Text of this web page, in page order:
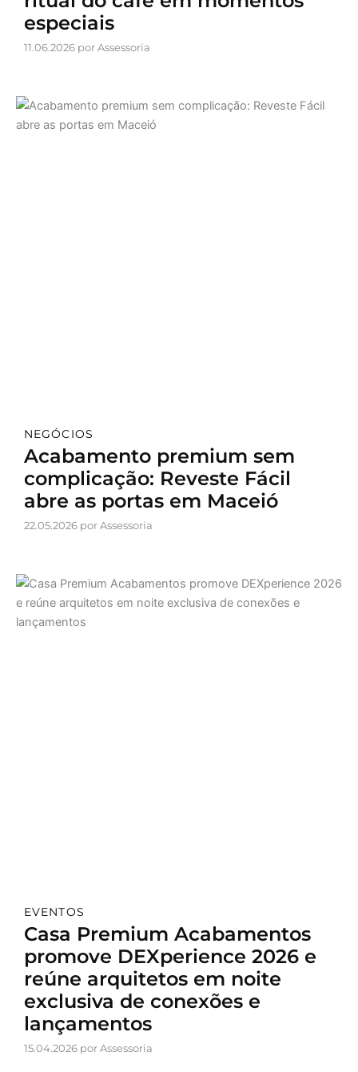
especiais
11.06.2026 por Assessoria
NEGÓCIOS
Acabamento premium sem
complicação: Reveste Fácil
abre as portas em Maceió
22.05.2026 por Assessoria
EVENTOS
Casa Premium Acabamentos
promove DEXperience 2026 e
reúne arquitetos em noite
exclusiva de conexões e
lançamentos
15.04.2026 por Assessoria